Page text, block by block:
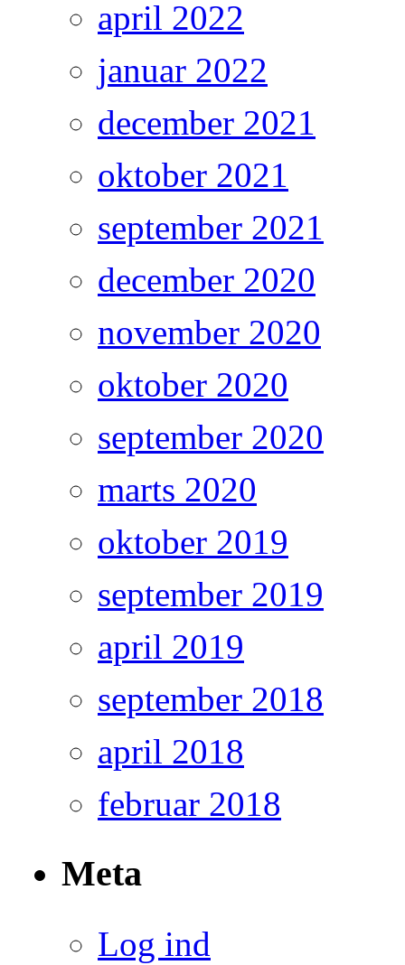
april 2022
januar 2022
december 2021
oktober 2021
september 2021
december 2020
november 2020
oktober 2020
september 2020
marts 2020
oktober 2019
september 2019
april 2019
september 2018
april 2018
februar 2018
Meta
Log ind